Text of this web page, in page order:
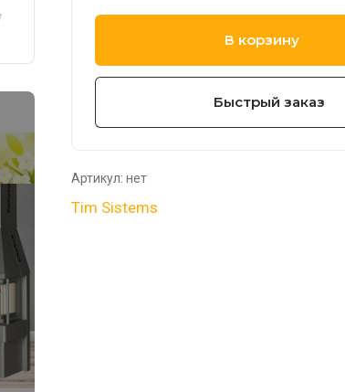
В корзину
Быстрый заказ
Артикул: нет
Tim Sistems